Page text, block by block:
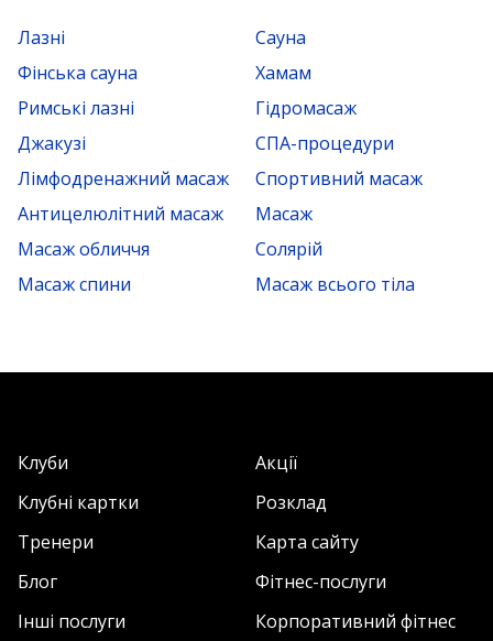
Лазні
Сауна
Фінська сауна
Хамам
Римські лазні
Гідромасаж
Джакузі
СПА-процедури
Лімфодренажний масаж
Спортивний масаж
Антицелюлітний масаж
Масаж
Масаж обличчя
Солярій
Масаж спини
Масаж всього тіла
Клуби
Акції
Клубні картки
Розклад
Тренери
Карта сайту
Блог
Фітнес-послуги
Інші послуги
Корпоративний фітнес